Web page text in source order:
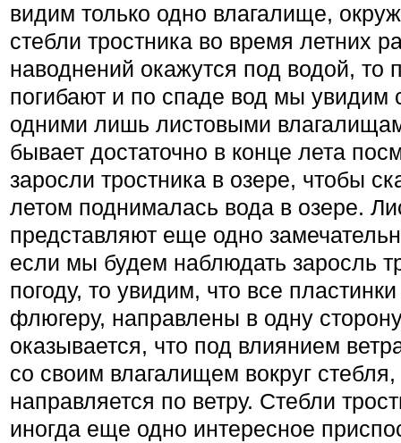
видим только одно влагалище,
стебли тростника во время летних
наводнений окажутся под водой, то
погибают и по спаде вод мы увидим
одними лишь листовыми
бывает достаточно в конце лета
заросли тростника в озере, чтобы
летом поднималась вода в озере.
представляют еще одно
если мы будем наблюдать заросль
погоду, то увидим, что все
флюгеру, направлены в одну
оказывается, что под влиянием
со своим влагалищем вокруг
направляется по ветру. Стебли
иногда еще одно интересное